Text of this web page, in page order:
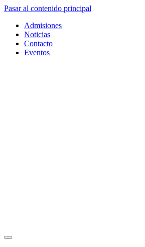
Pasar al contenido principal
Admisiones
Noticias
Contacto
Eventos